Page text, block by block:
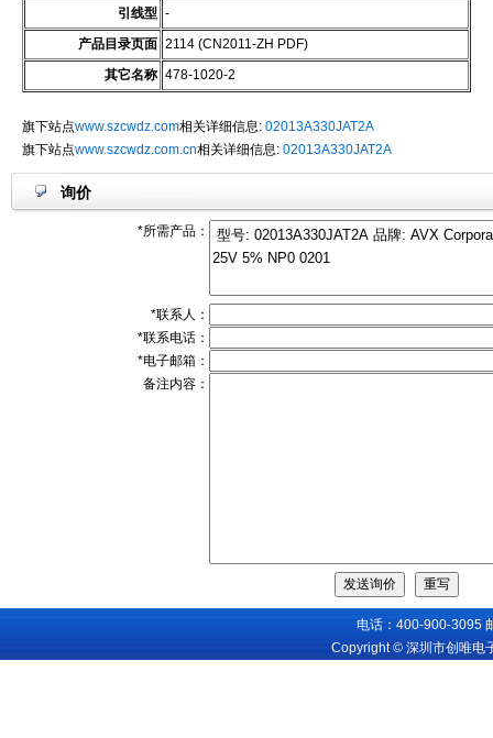
引线型 -
产品目录页面 2114 (CN2011-ZH PDF)
其它名称 478-1020-2
旗下站点www.szcwdz.com相关详细信息: 02013A330JAT2A
旗下站点www.szcwdz.com.cn相关详细信息: 02013A330JAT2A
询价
*所需产品：
*联系人：
*联系电话：
*电子邮箱：
备注内容：
电话：400-900-3095
Copyright © 深圳市创唯电